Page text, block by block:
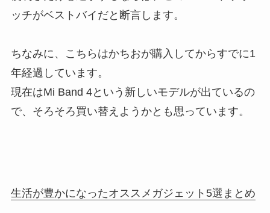
ッチがベストバイだと断言します。
ちなみに、こちらはかちおが購入してからすでに1
年経過しています。
現在はMi Band 4という新しいモデルが出ているの
で、そろそろ買い替えようかとも思っています。
生活が豊かになったオススメガジェット5選まとめ